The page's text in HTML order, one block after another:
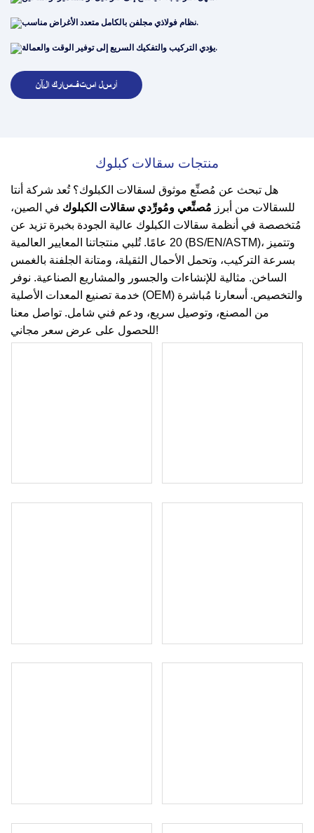
نظام فولاذي مجلفن بالكامل متعدد الأغراض مناسب.
يؤدي التركيب والتفكيك السريع إلى توفير الوقت والعمالة.
أرسل استفسارك الآن
منتجات سقالات كبلوك
هل تبحث عن مُصنِّع موثوق لسقالات الكبلوك؟ تُعد شركة أنتا
للسقالات من أبرز مُصنِّعي ومُورِّدي سقالات الكبلوك في الصين،
مُتخصصة في أنظمة سقالات الكبلوك عالية الجودة بخبرة تزيد عن
20 عامًا. تُلبي منتجاتنا المعايير العالمية (BS/EN/ASTM)، وتتميز
بسرعة التركيب، وتحمل الأحمال الثقيلة، ومتانة الجلفنة بالغمس
الساخن. مثالية للإنشاءات والجسور والمشاريع الصناعية. نوفر
خدمة تصنيع المعدات الأصلية (OEM) والتخصيص. أسعارنا مُباشرة
من المصنع، وتوصيل سريع، ودعم فني شامل. تواصل معنا
للحصول على عرض سعر مجاني!